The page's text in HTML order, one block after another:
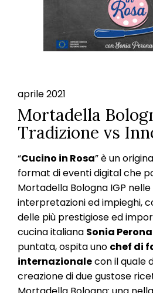
aprile 2021
Mortadella
Tradizione vs
“Cucino in Rosa” è un
format di eventi digital che
Mortadella Bologna IGP nelle
interpretazioni ed impieghi,
delle più prestigiose ed
cucina italiana Sonia
puntata, ospita uno chef di
internazionalecon il quale
creazione di due gustose